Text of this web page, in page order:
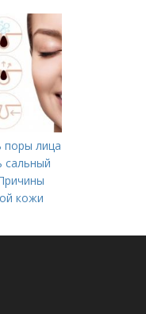
поры лица
сальный
кожи